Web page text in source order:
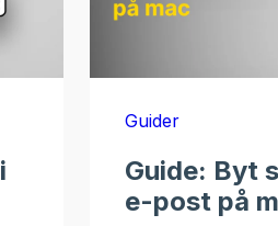
Guider
Guide: Byt
e-post på